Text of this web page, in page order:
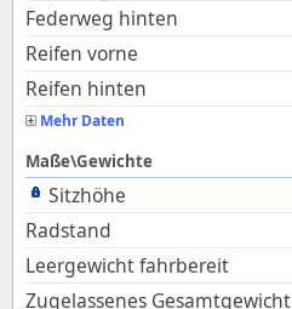
Federweg hinten
Reifen vorne
Reifen hinten
Mehr Daten
Maße\Gewichte
Sitzhöhe
Radstand
Leergewicht fahrbereit
Zugelassenes Gesamtgewicht